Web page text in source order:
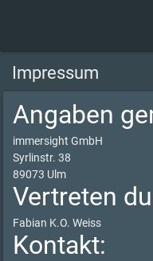
Impressum
Angaben
immersight GmbH
Syrlinstr. 38
89073 Ulm
Vertreten
Fabian K.O. Weiss
Kontakt: